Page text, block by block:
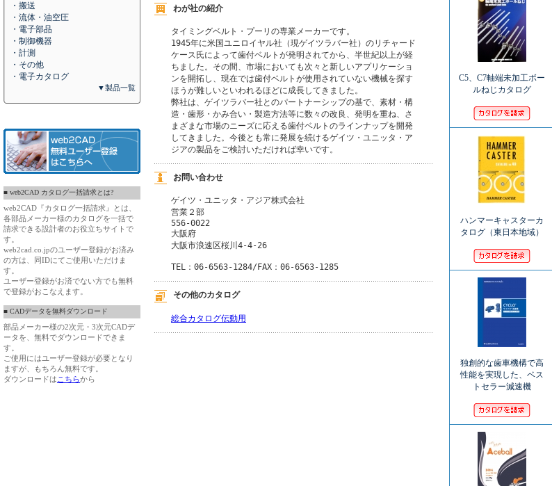
・搬送
・流体・油空圧
・電子部品
・制御機器
・計測
・その他
・電子カタログ
▼製品一覧
■ web2CAD カタログ一括請求とは?
web2CAD『カタログ一括請求』とは、
各部品メーカー様のカタログを一括で
請求できる設計者のお役立ちサイトで
す。
web2cad.co.jpのユーザー登録がお済み
の方は、同IDにてご使用いただけま
す。
ユーザー登録がお済でない方でも無料
で登録がおこなえます。
■ CADデータを無料ダウンロード
部品メーカー様の2次元・3次元CADデ
ータを、無料でダウンロードできま
す。
ご使用にはユーザー登録が必要となり
ますが、もちろん無料です。
ダウンロードは こちらから
わが社の紹介
タイミングベルト・プーリの専業メーカーです。
1945年に米国ユニロイヤル社（現ゲイツラバー社）のリチャード
ケース氏によって歯付ベルトが発明されてから、半世紀以上が経
ちました。その間、市場においても次々と新しいアプリケーショ
ンを開拓し、現在では歯付ベルトが使用されていない機械を探す
ほうが難しいといわれるほどに成長してきました。
弊社は、ゲイツラバー社とのパートナーシップの基で、素材・構
造・歯形・かみ合い・製造方法等に数々の改良、発明を重ね、さ
まざまな市場のニーズに応える歯付ベルトのラインナップを開発
してきました。今後とも常に発展を続けるゲイツ・ユニッタ・ア
ジアの製品をご検討いただければ幸いです。
お問い合わせ
ゲイツ・ユニッタ・アジア株式会社
営業２部
556-0022
大阪府
大阪市浪速区桜川4-4-26
TEL：06-6563-1284/FAX：06-6563-1285
その他のカタログ
総合カタログ伝動用
C5、C7軸端未加工ボー
ルねじカタログ
ハンマーキャスターカ
タログ（東日本地域）
独創的な歯車機構で高
性能を実現した、ベス
トセラー減速機